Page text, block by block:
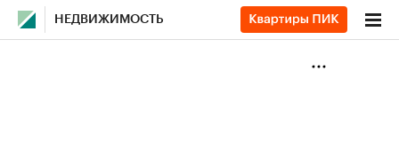
НЕДВИЖИМОСТЬ